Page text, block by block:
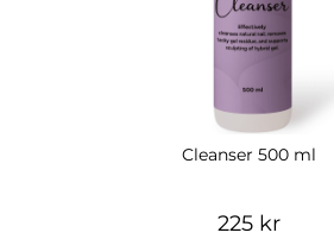
Cleanser 500 ml
225 kr